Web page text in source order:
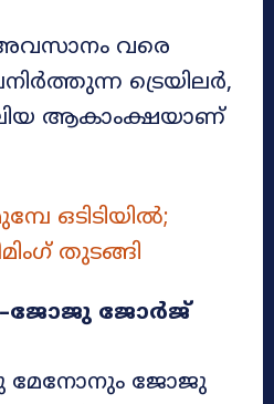
വരെ
ട്രെയിലർ,
ആകാംക്ഷയാണ്
ഒടിടിയിൽ;
തുടങ്ങി
ജോർജ്
മേനോനും ജോജു